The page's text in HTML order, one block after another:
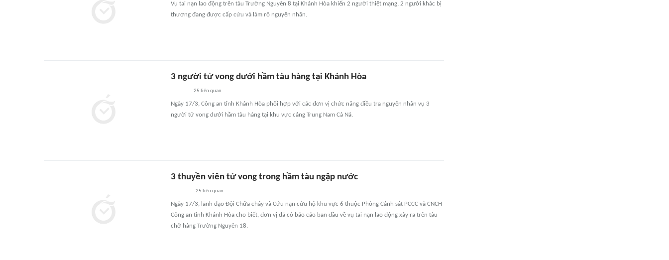
Vụ tai nạn lao động trên tàu Trường Nguyên 8 tại Khánh Hòa khiến 2 người thiệt mạng, 2 người khác bị
thương đang được cấp cứu và làm rõ nguyên nhân.
3 người tử vong dưới hầm tàu hàng tại Khánh Hòa
25 liên quan
Ngày 17/3, Công an tỉnh Khánh Hòa phối hợp với các đơn vị chức năng điều tra nguyên nhân vụ 3
người tử vong dưới hầm tàu hàng tại khu vực cảng Trung Nam Cà Ná.
3 thuyền viên tử vong trong hầm tàu ngập nước
25 liên quan
Ngày 17/3, lãnh đạo Đội Chữa cháy và Cứu nạn cứu hộ khu vực 6 thuộc Phòng Cảnh sát PCCC và CNCH
Công an tỉnh Khánh Hòa cho biết, đơn vị đã có báo cáo ban đầu về vụ tai nạn lao động xảy ra trên tàu
chở hàng Trường Nguyên 18.